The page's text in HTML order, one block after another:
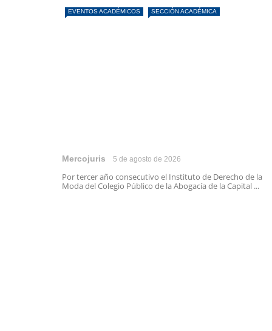
EVENTOS ACADÉMICOS SECCIÓN ACADÉMICA
Mercojuris 5 de agosto de 2026
Por tercer año consecutivo el Instituto de Derecho de la
Moda del Colegio Público de la Abogacía de la Capital ...